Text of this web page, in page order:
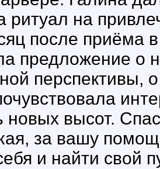
ритуал на
после приёма
предложение о
перспективы,
новых высот.
за вашу
и найти свой